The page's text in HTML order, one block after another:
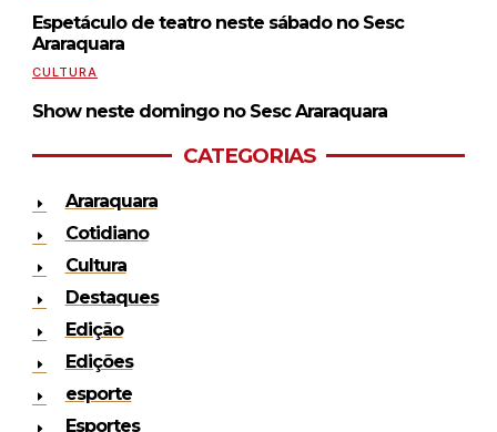
Espetáculo de teatro neste sábado no Sesc
Araraquara
CULTURA
Show neste domingo no Sesc Araraquara
CATEGORIAS
Araraquara
Cotidiano
Cultura
Destaques
Edição
Edições
esporte
Esportes